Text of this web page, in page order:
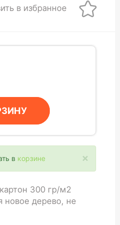
в избранное
×
в корзине
300 гр/м2
новое дерево, не